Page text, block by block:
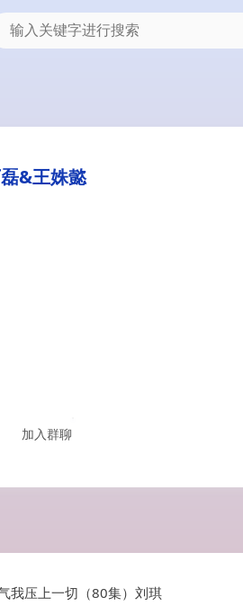
&王姝懿
加入群聊
我压上一切（80集）刘琪